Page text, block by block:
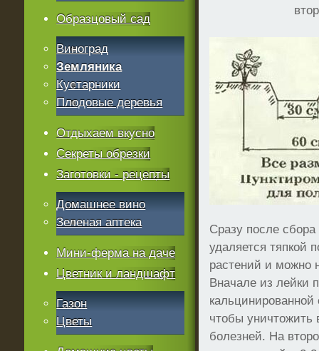
Сразу после
удаляется тяпкой
растений и можно
Вначале из лейки
чтобы уничтожить
болезней. На
Образцовый сад
Виноград
Земляника
Кустарники
Плодовые деревья
Отдыхаем вкусно
Секреты обрезки
Заготовки - рецепты
Домашнее вино
Зеленая аптека
Мини-ферма на даче
Цветник и ландшафт
Газон
Цветы